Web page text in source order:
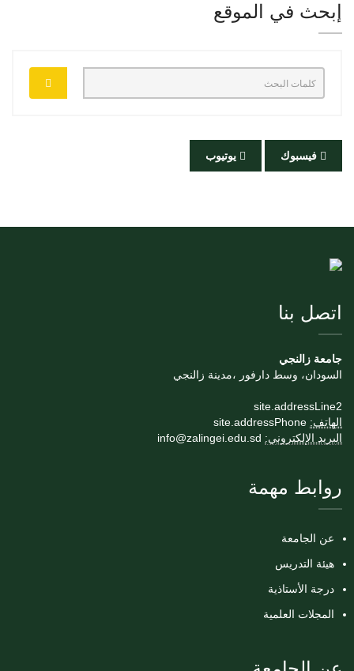
إبحث في الموقع
فيسبوك يوتيوب
اتصل بنا
جامعة زالنجي
السودان، وسط دارفور ،مدينة زالنجي
site.addressLine2
الهاتف: site.addressPhone
البريد الإلكتروني: info@zalingei.edu.sd
روابط مهمة
عن الجامعة
هيئة التدريس
درجة الأستاذية
المجلات العلمية